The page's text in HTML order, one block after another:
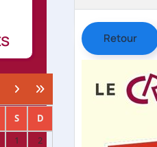
Retour
S
D
1
2